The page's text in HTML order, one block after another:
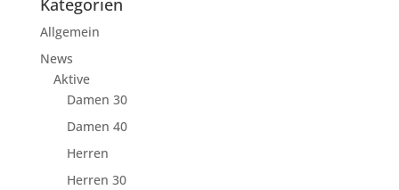
Kategorien
Allgemein
News
Aktive
Damen 30
Damen 40
Herren
Herren 30